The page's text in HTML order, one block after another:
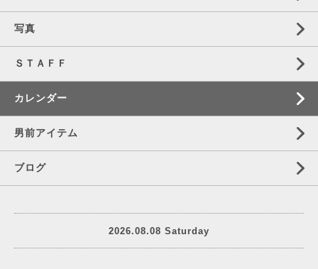
写真
ＳＴＡＦＦ
カレンダー
男前アイテム
ブログ
2026.08.08 Saturday